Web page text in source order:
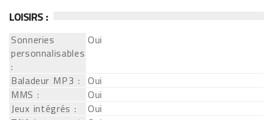
LOISIRS :
Sonneries
personnalisables
:
Oui
Baladeur MP3 : Oui
MMS :
Oui
Jeux intégrés :
Oui